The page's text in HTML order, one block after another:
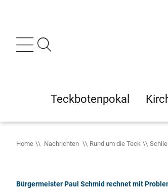
Teckbotenpokal
Home Nachrichten Rund um die Teck
Bürgermeister Paul Schmid rechnet mit